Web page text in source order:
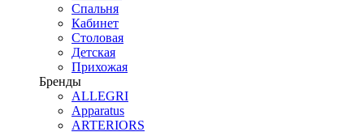
Спальня
Кабинет
Столовая
Детская
Прихожая
Бренды
ALLEGRI
Apparatus
ARTERIORS